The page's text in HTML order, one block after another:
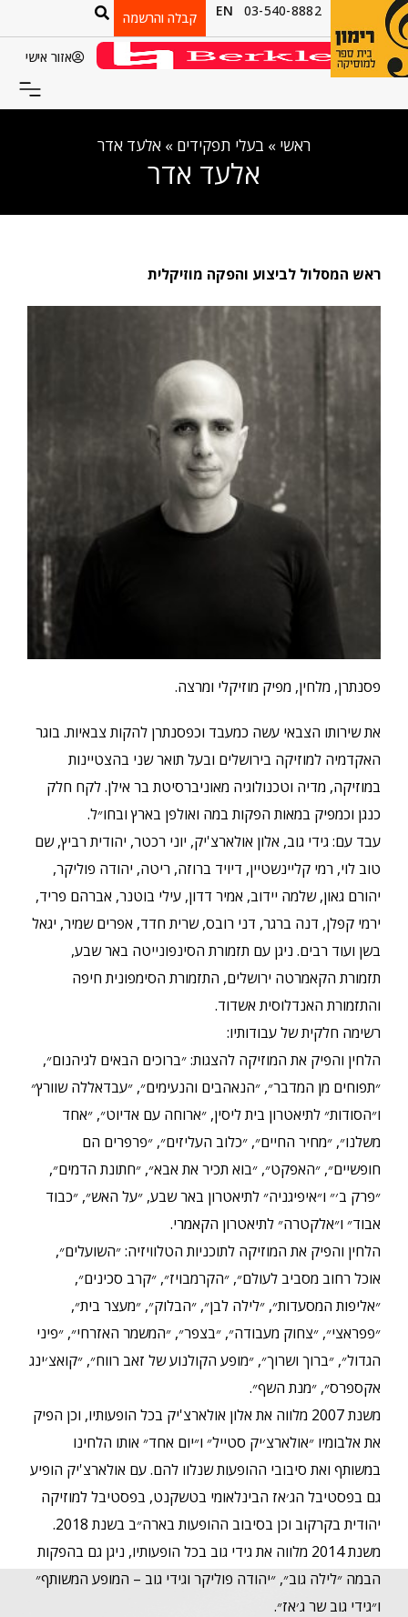
03-540-8882
EN קבלה והרשמה
אזור אישי
ראשי » בעלי תפקידים » אלעד אדר
אלעד אדר
ראש המסלול לביצוע והפקה מוזיקלית
פסנתרן, מלחין, מפיק מוזיקלי ומרצה.
את שירותו הצבאי עשה כמעבד וכפסנתרן להקות צבאיות. בוגר
האקדמיה למוזיקה בירושלים ובעל תואר שני בהצטיינות
במוזיקה, מדיה וטכנולוגיה מאוניברסיטת בר אילן. לקח חלק
כנגן וכמפיק במאות הפקות במה ואולפן בארץ ובחו״ל.
עבד עם: גידי גוב, אלון אולארצ'יק, יוני רכטר, יהודית רביץ, שם
טוב לוי, רמי קליינשטיין, דיויד ברוזה, ריטה, יהודה פוליקר,
יהורם גאון, שלמה יידוב, אמיר דדון, עילי בוטנר, אברהם פריד,
ירמי קפלן, דנה ברגר, דני רובס, שרית חדד, אפרים שמיר, יגאל
בשן ועוד רבים. ניגן עם תזמורת הסינפונייטה באר שבע,
תזמורת הקאמרטה ירושלים, התזמורת הסימפונית חיפה
והתזמורת האנדלוסית אשדוד.
רשימה חלקית של עבודותיו:
הלחין והפיק את המוזיקה להצגות: ״ברוכים הבאים לגיהנום״,
״תפוחים מן המדבר״, ״הנאהבים והנעימים״, ״עבדאללה שוורץ״
ו״הסודות״ לתיאטרון בית ליסין, ״ארוחה עם אדיוט״, ״אחד
משלנו״, ״מחיר החיים״, ״כלוב העליזים״, ״פרפרים הם
חופשיים״, ״האפקט״, ״בוא תכיר את אבא״, ״חתונת הדמים״,
״פרק ב׳״ ו״איפיגניה״ לתיאטרון באר שבע, ״על האש״, ״כבוד
אבוד״ ו״אלקטרה״ לתיאטרון הקאמרי.
הלחין והפיק את המוזיקה לתוכניות הטלוויזיה: ״השועלים״,
אוכל רחוב מסביב לעולם״, ״הקרמבויז״, ״קרב סכינים״,
״אליפות המסעדות״, ״לילה לבן״, ״הבלוק״, ״מעצר בית״,
״פפראצי״, ״צחוק מעבודה״, ״בצפר״, ״המשמר האזרחי״, ״פיני
הגדול״, ״ברוך ושרוך״, ״מופע הקולנוע של זאב רווח״, ״קואצ׳ינג
אקספרס״, ״מנת השף״.
משנת 2007 מלווה את אלון אולארצ'יק בכל הופעותיו, וכן הפיק
את אלבומיו ״אולארצ׳יק סטייל״ ו״יום אחד״ אותו הלחינו
במשותף ואת סיבובי ההופעות שנלוו להם. עם אולארצ'יק הופיע
גם בפסטיבל הג׳אז הבינלאומי בטשקנט, בפסטיבל למוזיקה
יהודית בקרקוב וכן בסיבוב ההופעות בארה״ב בשנת 2018.
משנת 2014 מלווה את גידי גוב בכל הופעותיו, ניגן גם בהפקות
הבמה ״לילה גוב״, ״יהודה פוליקר וגידי גוב – המופע המשותף״
ו״גידי גוב שר ג׳אז״.